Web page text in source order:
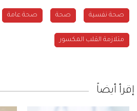
صحة نفسية صحة صحة عامة
متلازمة القلب المكسور
إقرأ أيضاً